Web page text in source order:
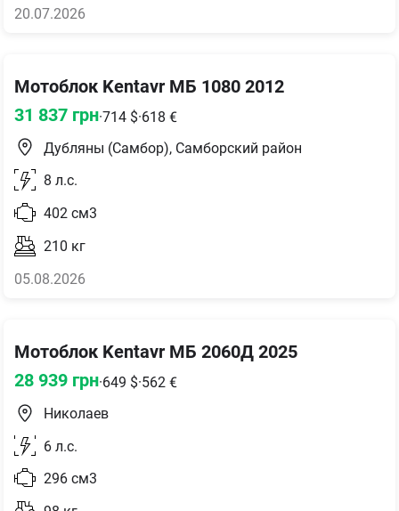
20.07.2026
Мотоблок Kentavr МБ 1080 2012
31 837 грн·714 $·618 €
Дубляны (Самбор), Самборский район
8 л.с.
402 см3
210 кг
05.08.2026
Мотоблок Kentavr МБ 2060Д 2025
28 939 грн·649 $·562 €
Николаев
6 л.с.
296 см3